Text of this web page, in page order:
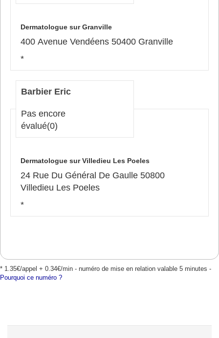
Dermatologue sur Granville
400 Avenue Vendéens 50400 Granville
*
Barbier Eric
Pas encore
évalué(0)
Dermatologue sur Villedieu Les Poeles
24 Rue Du Général De Gaulle 50800
Villedieu Les Poeles
*
* 1.35€/appel + 0.34€/min - numéro de mise en relation valable 5 minutes -
Pourquoi ce numéro ?